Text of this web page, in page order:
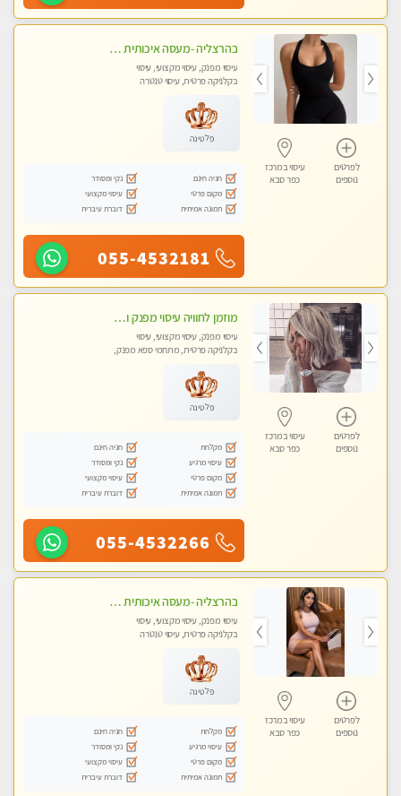
לפרטים
נוספים
עיסוי במרכז
כפר סבא
בהרצליה -מעסה איכותית מקצועית ומפנקת. פרטי לחלוטין ! מומלץ !!אירוח ברמה אחרת ...כולל שתיה חמה/קרה + בקבוק מים
עיסוי מפנק, עיסוי מקצועי, עיסוי
בקלניקה פרטית, עיסוי טנטרה
פלטינה
חניה חינם
נקי ומסודר
מקום פרטי
עיסוי מקצועי
תמונה אמיתית
דוברת עיברית
055-4532181
לפרטים
נוספים
עיסוי במרכז
כפר סבא
מוזמן לחוויה עיסוי מפנק ומקצועי ביותר בכפר -סבא בקליניקה פרטית
עיסוי מפנק, עיסוי מקצועי, עיסוי
בקלניקה פרטית, מתחמי ספא מפנק,
פלטינה
מקלחת
חניה חינם
עיסוי מרגיע
נקי ומסודר
מקום פרטי
עיסוי מקצועי
תמונה אמיתית
דוברת עיברית
055-4532266
לפרטים
נוספים
עיסוי במרכז
כפר סבא
בהרצליה -מעסה איכותית מקצועית ומפנקת
עיסוי מפנק, עיסוי מקצועי, עיסוי
בקלניקה פרטית, עיסוי טנטרה
פלטינה
מקלחת
חניה חינם
עיסוי מרגיע
נקי ומסודר
מקום פרטי
עיסוי מקצועי
תמונה אמיתית
דוברת עיברית